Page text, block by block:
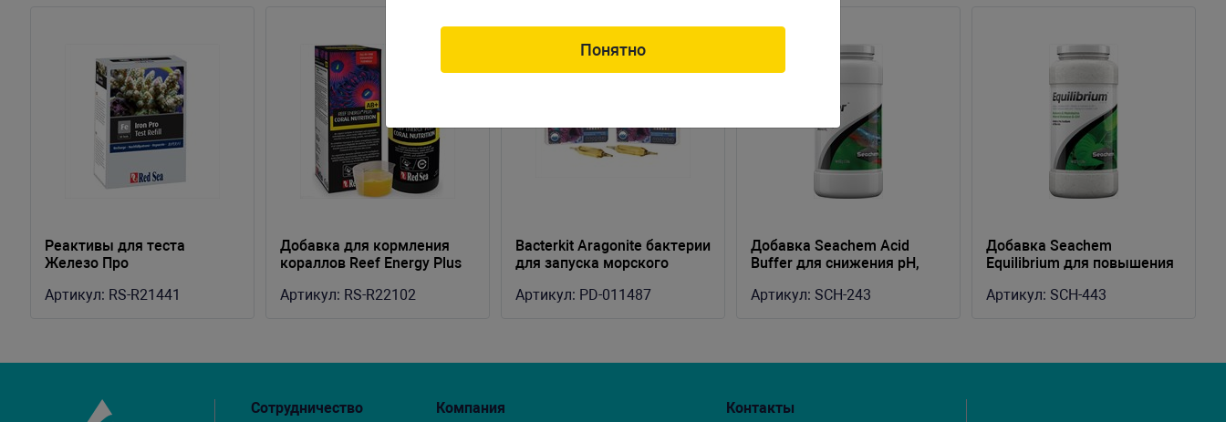
Реактивы для теста
Железо Про
измерений
Артикул: RS-R21441
Добавка для кормления
кораллов Reef Energy Plus
Артикул: RS-R22102
Bacterkit Aragonite бактерии
для запуска морского
Артикул: PD-011487
Добавка Seachem Acid
Buffer для снижения pH,
Артикул: SCH-243
Добавка Seachem
Equilibrium для повышения
Артикул: SCH-443
Сотрудничество
Компания
Контакты
Понятно